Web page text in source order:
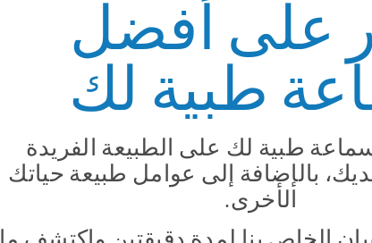
على أفضل
طبية لك
طبية لك على الطبيعة الفريدة
بالإضافة إلى عوامل طبيعة حياتك
الأخرى.